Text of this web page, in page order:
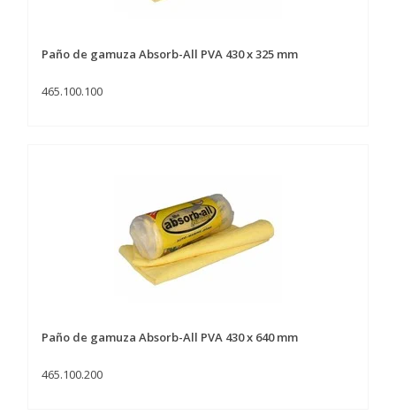
Paño de gamuza Absorb-All PVA 430 x 325 mm
465.100.100
Paño de gamuza Absorb-All PVA 430 x 640 mm
465.100.200